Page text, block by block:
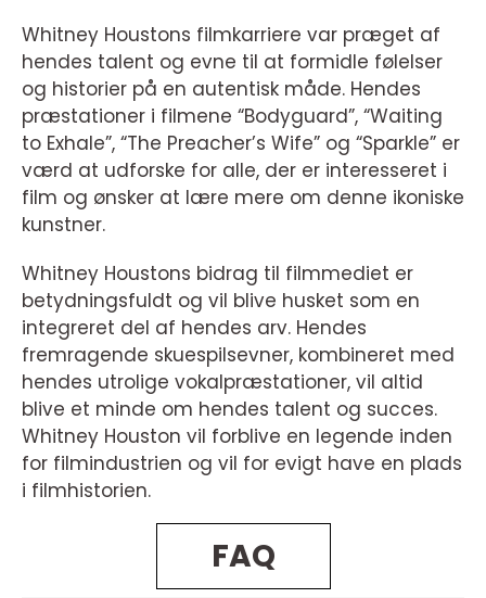
Whitney Houstons filmkarriere var præget af
hendes talent og evne til at formidle følelser
og historier på en autentisk måde. Hendes
præstationer i filmene “Bodyguard”, “Waiting
to Exhale”, “The Preacher’s Wife” og “Sparkle” er
værd at udforske for alle, der er interesseret i
film og ønsker at lære mere om denne ikoniske
kunstner.
Whitney Houstons bidrag til filmmediet er
betydningsfuldt og vil blive husket som en
integreret del af hendes arv. Hendes
fremragende skuespilsevner, kombineret med
hendes utrolige vokalpræstationer, vil altid
blive et minde om hendes talent og succes.
Whitney Houston vil forblive en legende inden
for filmindustrien og vil for evigt have en plads
i filmhistorien.
FAQ